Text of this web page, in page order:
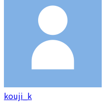
kouji_k